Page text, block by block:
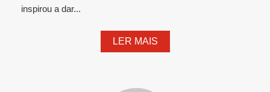
inspirou a dar...
LER MAIS